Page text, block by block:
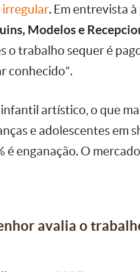
irregular. Em entrevista
Modelos e
o trabalho sequer é
conhecido”.
artístico, o que
e adolescentes em
é enganação. O
avalia o